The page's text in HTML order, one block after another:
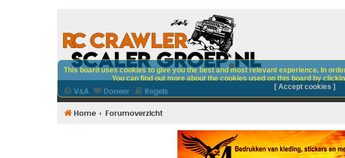
V&A Doneer Regels
Home Forumoverzicht
This board uses cookies to give you the best and most relevant experience. In
You can find out more about the cookies used on this board by
[ Accept cookies ]